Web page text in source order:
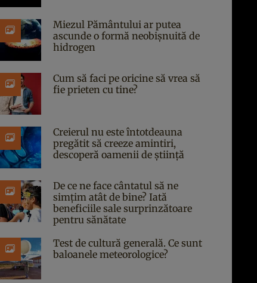
Miezul Pământului ar putea
ascunde o formă neobișnuită de
hidrogen
Cum să faci pe oricine să vrea să
fie prieten cu tine?
Creierul nu este întotdeauna
pregătit să creeze amintiri,
descoperă oamenii de știință
De ce ne face cântatul să ne
simțim atât de bine? Iată
beneficiile sale surprinzătoare
pentru sănătate
Test de cultură generală. Ce sunt
baloanele meteorologice?